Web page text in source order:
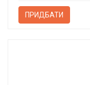
ПРИДБАТИ